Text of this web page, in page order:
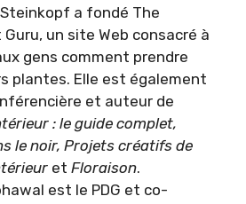
a fondé The
un site Web consacré à
gens comment prendre
plantes. Elle est également
et auteur de
: le guide complet,
le noir, Projets créatifs de
et Floraison.
est le PDG et co-